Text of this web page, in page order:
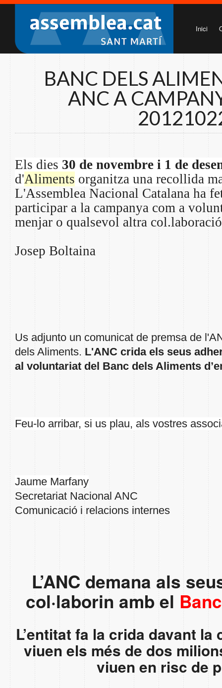
Inici
BANC DELS
ANC A
Els dies 30 de novembre i 1 de
d'Aliments organitza una recollida
L'Assemblea Nacional Catalana ha
participar a la campanya com a
menjar o qualsevol altra
Josep Boltaina
Us adjunto un comunicat de premsa de
dels Aliments. L'ANC crida els seus
al voluntariat del Banc dels Aliments
Feu-lo arribar, si us plau, als vostres
Jaume Marfany
Secretariat Nacional ANC
Comunicació i relacions internes
L’ANC demana als
col·laborin amb el
L’entitat fa la crida davant
viuen els més de dos
viuen en risc de